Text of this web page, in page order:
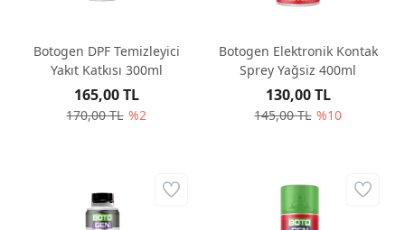
Botogen DPF Temizleyici
Yakıt Katkısı 300ml
170,00 TL %2
165,00 TL
Botogen Elektronik Kontak
Sprey Yağsiz 400ml
145,00 TL %10
130,00 TL